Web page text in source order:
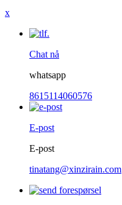
x
Chat nå
whatsapp
8615114060576
E-post
E-post
tinatang@xinzirain.com